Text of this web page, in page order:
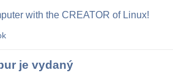
with the CREATOR of Linux!
je vydaný